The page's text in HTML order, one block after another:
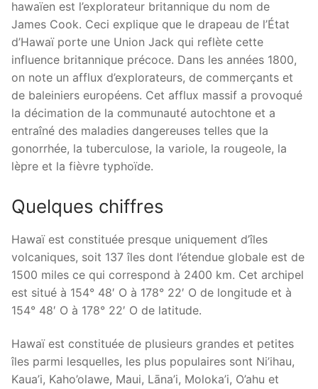
hawaïen est l’explorateur britannique du nom de
James Cook. Ceci explique que le drapeau de l’État
d’Hawaï porte une Union Jack qui reflète cette
influence britannique précoce. Dans les années 1800,
on note un afflux d’explorateurs, de commerçants et
de baleiniers européens. Cet afflux massif a provoqué
la décimation de la communauté autochtone et a
entraîné des maladies dangereuses telles que la
gonorrhée, la tuberculose, la variole, la rougeole, la
lèpre et la fièvre typhoïde.
Quelques chiffres
Hawaï est constituée presque uniquement d’îles
volcaniques, soit 137 îles dont l’étendue globale est de
1500 miles ce qui correspond à 2400 km. Cet archipel
est situé à 154° 48′ O à 178° 22′ O de longitude et à
154° 48′ O à 178° 22′ O de latitude.
Hawaï est constituée de plusieurs grandes et petites
îles parmi lesquelles, les plus populaires sont Ni’ihau,
Kaua’i, Kaho’olawe, Maui, Lāna’i, Moloka’i, O’ahu et